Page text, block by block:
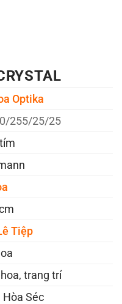
Optika
255/25/25
Tiệp
trang trí
Hòa Séc